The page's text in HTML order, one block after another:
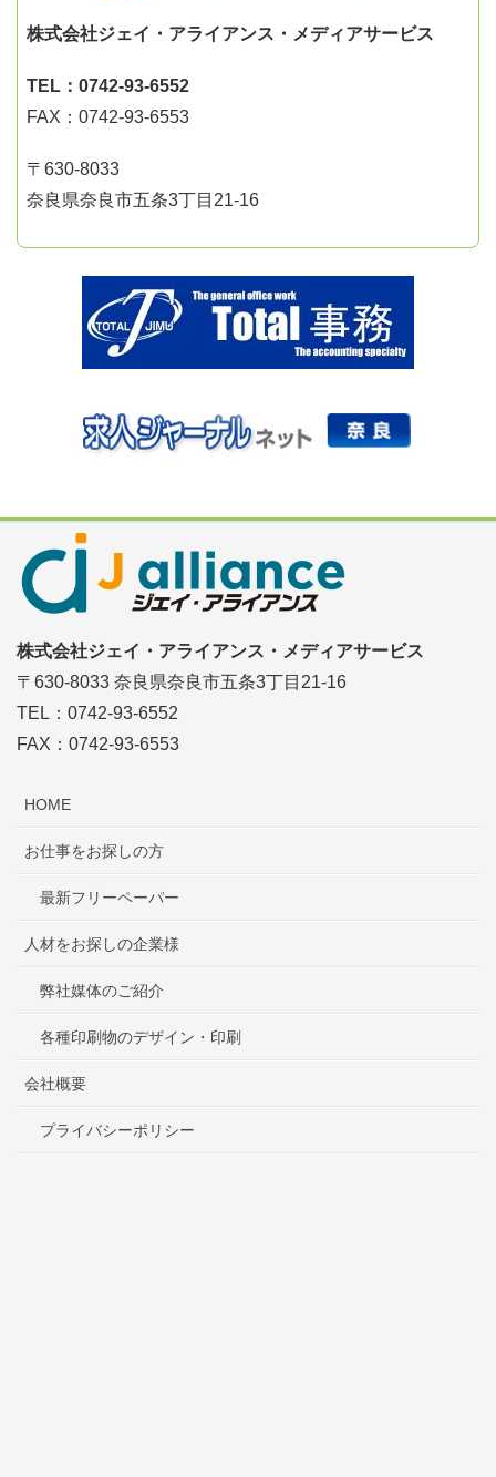
株式会社ジェイ・アライアンス・メディアサービス
TEL：0742-93-6552
FAX：0742-93-6553
〒630-8033
奈良県奈良市五条3丁目21-16
株式会社ジェイ・アライアンス・メディアサービス
〒630-8033 奈良県奈良市五条3丁目21-16
TEL：0742-93-6552
FAX：0742-93-6553
HOME
お仕事をお探しの方
最新フリーペーパー
人材をお探しの企業様
弊社媒体のご紹介
各種印刷物のデザイン・印刷
会社概要
プライバシーポリシー